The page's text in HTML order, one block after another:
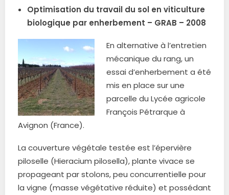
Optimisation du travail du sol en viticulture
biologique par enherbement – GRAB – 2008
En alternative à l’entretien
mécanique du rang, un
essai d’enherbement a été
mis en place sur une
parcelle du Lycée agricole
François Pétrarque à
Avignon (France).
La couverture végétale testée est l’épervière
piloselle (Hieracium pilosella), plante vivace se
propageant par stolons, peu concurrentielle pour
la vigne (masse végétative réduite) et possédant